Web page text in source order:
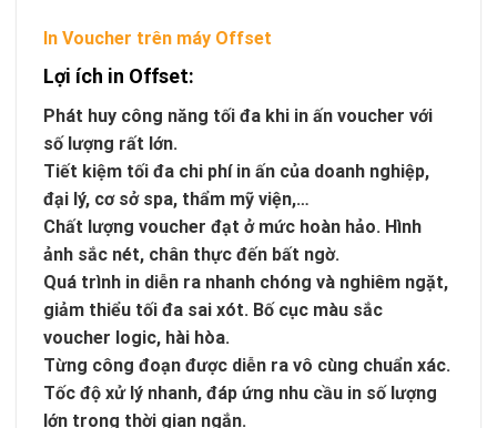
In Voucher trên máy Offset
Lợi ích in Offset:
Phát huy công năng tối đa khi in ấn voucher với
số lượng rất lớn.
Tiết kiệm tối đa chi phí in ấn của doanh nghiệp,
đại lý, cơ sở spa, thẩm mỹ viện,…
Chất lượng voucher đạt ở mức hoàn hảo. Hình
ảnh sắc nét, chân thực đến bất ngờ.
Quá trình in diễn ra nhanh chóng và nghiêm ngặt,
giảm thiểu tối đa sai xót. Bố cục màu sắc
voucher logic, hài hòa.
Từng công đoạn được diễn ra vô cùng chuẩn xác.
Tốc độ xử lý nhanh, đáp ứng nhu cầu in số lượng
lớn trong thời gian ngắn.